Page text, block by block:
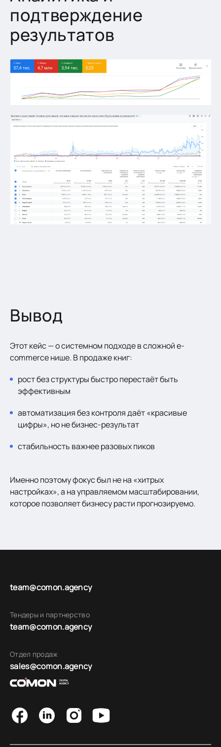
подтверждение
результатов
Вывод
Этот кейс — о системном подходе в сложной e-
commerce нише. В продаже книг:
рост без структуры быстро перестаёт быть
эффективным
автоматизация без контроля даёт «красивые
цифры», но не бизнес-результат
стабильность важнее разовых пиков
Именно поэтому фокус был не на «хитрых
настройках», а на управляемом масштабировании,
которое позволяет бизнесу расти прогнозируемо.
team@comon.agency
Тендеры и партнерство
team@comon.agency
Отдел продаж
sales@comon.agency